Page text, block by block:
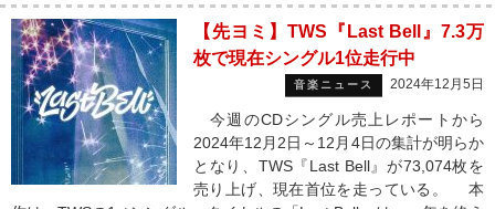
【先ヨミ】TWS『Last Bell』7.3万
枚で現在シングル1位走行中
音楽ニュース 2024年12月5日
今週のCDシングル売上レポートから
2024年12月2日～12月4日の集計が明らか
となり、TWS『Last Bell』が73,074枚を
売り上げ、現在首位を走っている。 本